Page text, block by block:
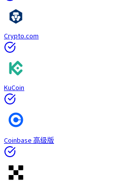
Crypto.com
KuCoin
Coinbase 高级版